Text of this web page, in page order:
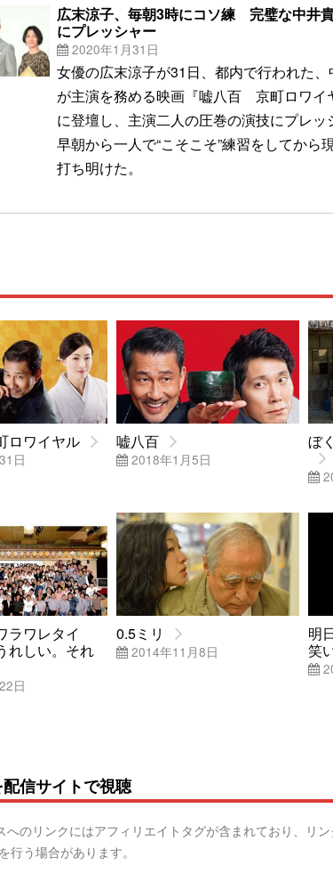
広末涼子、毎朝3時にコソ練 完璧な中井
にプレッシャー
2020年1月31日
女優の広末涼子が31日、都内で行われた
が主演を務める映画『嘘八百 京町ロワイ
に登壇し、主演二人の圧巻の演技にプレ
早朝から一人で“こそこそ”練習をしてから
打ち明けた。
ワイヤル
日
嘘八百
2018年1月5日
ぼ
ラワレタイ
れしい。それ
日
0.5ミリ
2014年11月8日
明
笑
信サイトで視聴
へのリンクにはアフィリエイトタグが含まれており、リ
行う場合があります。